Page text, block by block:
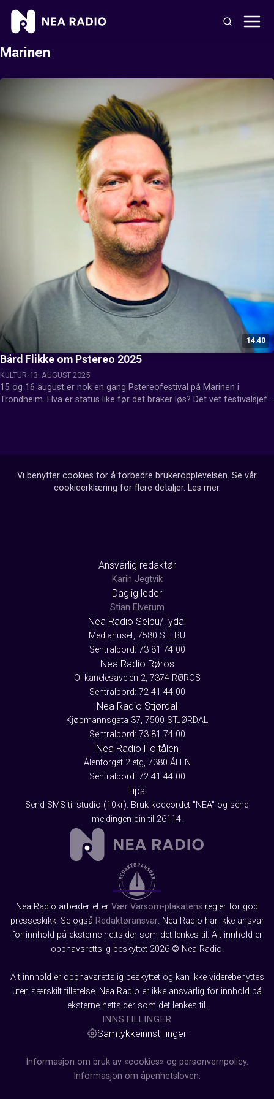
Marinen
14:40
Bård Flikke om Pstereo 2025
KULTUR 13. AUGUST 2025
15 og 16 august er nok en gang Pstereofestival på Marinen i
Trondheim. Hva er status like før det braker løs? Det vet festivalsjef
Vi benytter cookies for å forbedre brukeropplevelsen. Se vår
cookieerklæring for flere detaljer. Les mer.
Ansvarlig redaktør
Karin Jegtvik
Daglig leder
Stian Elverum
Nea Radio Selbu/Tydal
Mediahuset, 7580 SELBU
Sentralbord: 73 81 74 00
Nea Radio Røros
Ol-kanelesaveien 2, 7374 RØROS
Sentralbord: 72 41 44 00
Nea Radio Stjørdal
Kjøpmannsgata 37, 7500 STJØRDAL
Sentralbord: 73 81 74 00
Nea Radio Holtålen
Ålentorget 2.etg, 7380 ÅLEN
Sentralbord: 72 41 44 00
Tips:
Send SMS til studio (10kr): Bruk kodeordet "NEA" og send
meldingen din til 26114.
Nea Radio arbeider etter Vær Varsom-plakatens regler for god
presseskikk. Se også Redaktøransvar. Nea Radio har ikke ansvar
for innhold på eksterne nettsider som det lenkes til. Alt innhold er
opphavsrettslig beskyttet 2026 © Nea Radio.
Alt innhold er opphavsrettslig beskyttet og kan ikke viderebenyttes
uten særskilt tillatelse. Nea Radio er ikke ansvarlig for innhold på
eksterne nettsider som det lenkes til.
INNSTILLINGER
Samtykkeinnstillinger
Informasjon om bruk av «cookies» og personvernpolicy.
Informasjon om åpenhetsloven.